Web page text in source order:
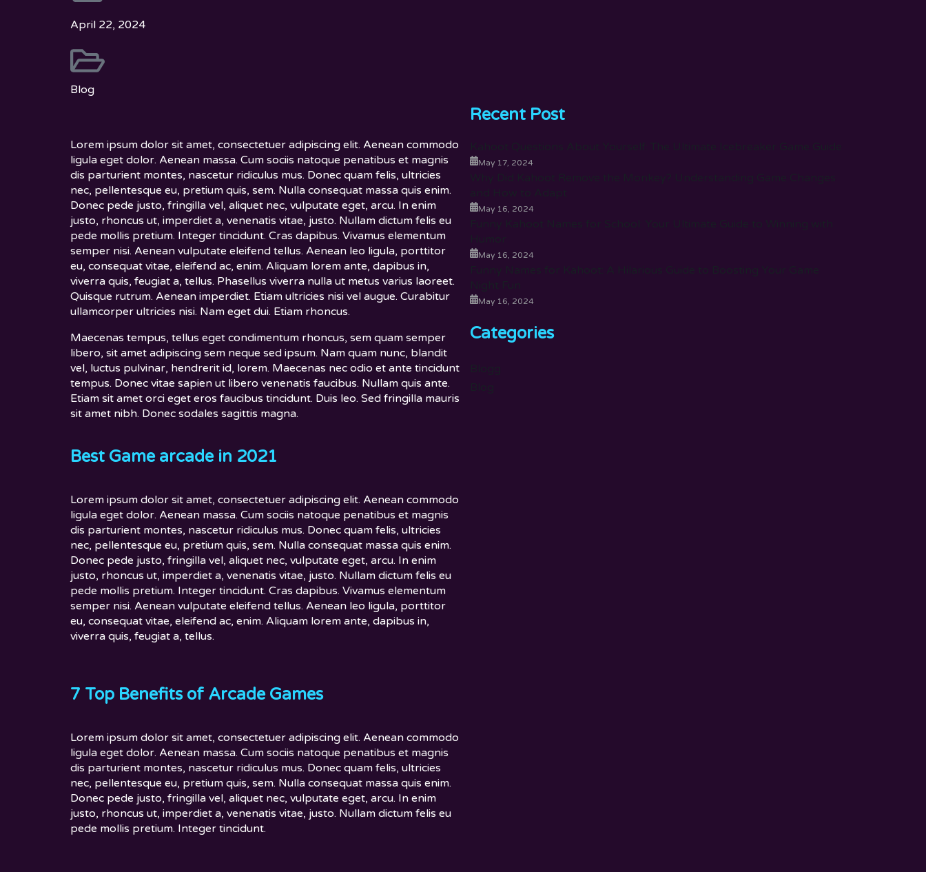
April 22, 2024
Blog
Lorem ipsum dolor sit amet, consectetuer adipiscing elit. Aenean commodo
ligula eget dolor. Aenean massa. Cum sociis natoque penatibus et magnis
dis parturient montes, nascetur ridiculus mus. Donec quam felis, ultricies
nec, pellentesque eu, pretium quis, sem. Nulla consequat massa quis enim.
Donec pede justo, fringilla vel, aliquet nec, vulputate eget, arcu. In enim
justo, rhoncus ut, imperdiet a, venenatis vitae, justo. Nullam dictum felis eu
pede mollis pretium. Integer tincidunt. Cras dapibus. Vivamus elementum
semper nisi. Aenean vulputate eleifend tellus. Aenean leo ligula, porttitor
eu, consequat vitae, eleifend ac, enim. Aliquam lorem ante, dapibus in,
viverra quis, feugiat a, tellus. Phasellus viverra nulla ut metus varius laoreet.
Quisque rutrum. Aenean imperdiet. Etiam ultricies nisi vel augue. Curabitur
ullamcorper ultricies nisi. Nam eget dui. Etiam rhoncus.
Maecenas tempus, tellus eget condimentum rhoncus, sem quam semper
libero, sit amet adipiscing sem neque sed ipsum. Nam quam nunc, blandit
vel, luctus pulvinar, hendrerit id, lorem. Maecenas nec odio et ante tincidunt
tempus. Donec vitae sapien ut libero venenatis faucibus. Nullam quis ante.
Etiam sit amet orci eget eros faucibus tincidunt. Duis leo. Sed fringilla mauris
sit amet nibh. Donec sodales sagittis magna.
Best Game arcade in 2021
Lorem ipsum dolor sit amet, consectetuer adipiscing elit. Aenean commodo
ligula eget dolor. Aenean massa. Cum sociis natoque penatibus et magnis
dis parturient montes, nascetur ridiculus mus. Donec quam felis, ultricies
nec, pellentesque eu, pretium quis, sem. Nulla consequat massa quis enim.
Donec pede justo, fringilla vel, aliquet nec, vulputate eget, arcu. In enim
justo, rhoncus ut, imperdiet a, venenatis vitae, justo. Nullam dictum felis eu
pede mollis pretium. Integer tincidunt. Cras dapibus. Vivamus elementum
semper nisi. Aenean vulputate eleifend tellus. Aenean leo ligula, porttitor
eu, consequat vitae, eleifend ac, enim. Aliquam lorem ante, dapibus in,
viverra quis, feugiat a, tellus.
7 Top Benefits of Arcade Games
Lorem ipsum dolor sit amet, consectetuer adipiscing elit. Aenean commodo
ligula eget dolor. Aenean massa. Cum sociis natoque penatibus et magnis
dis parturient montes, nascetur ridiculus mus. Donec quam felis, ultricies
nec, pellentesque eu, pretium quis, sem. Nulla consequat massa quis enim.
Donec pede justo, fringilla vel, aliquet nec, vulputate eget, arcu. In enim
justo, rhoncus ut, imperdiet a, venenatis vitae, justo. Nullam dictum felis eu
pede mollis pretium. Integer tincidunt.
Recent Post
May 17, 2024
May 16, 2024
May 16, 2024
May 16, 2024
Categories